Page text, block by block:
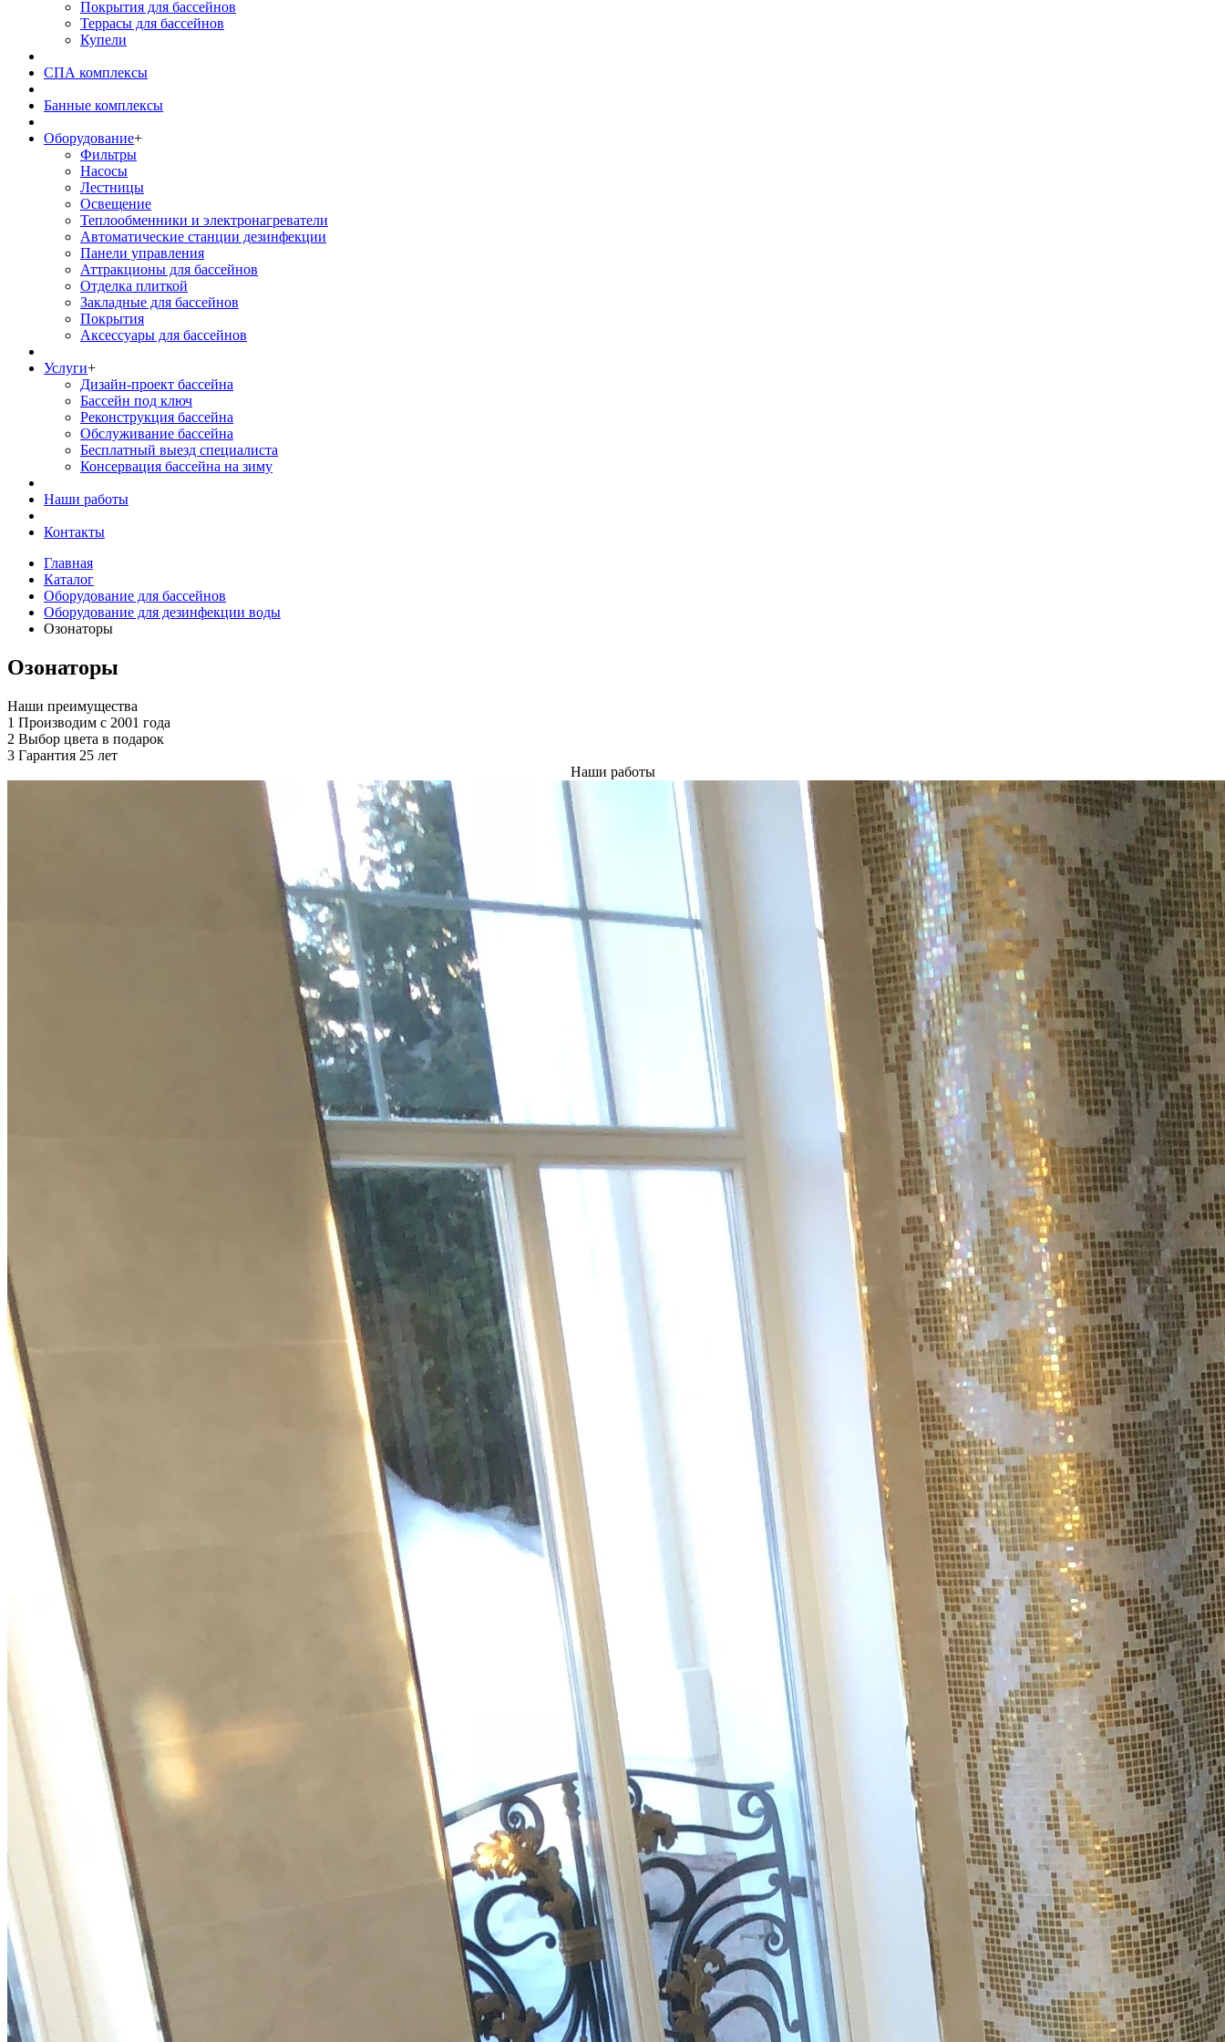
Покрытия для бассейнов
Террасы для бассейнов
Купели
СПА комплексы
Банные комплексы
Оборудование+
Фильтры
Насосы
Лестницы
Освещение
Теплообменники и электронагреватели
Автоматические станции дезинфекции
Панели управления
Аттракционы для бассейнов
Отделка плиткой
Закладные для бассейнов
Покрытия
Аксессуары для бассейнов
Услуги+
Дизайн-проект бассейна
Бассейн под ключ
Реконструкция бассейна
Обслуживание бассейна
Бесплатный выезд специалиста
Консервация бассейна на зиму
Наши работы
Контакты
Главная
Каталог
Оборудование для бассейнов
Оборудование для дезинфекции воды
Озонаторы
Озонаторы
Наши преимущества
1 Производим с 2001 года
2 Выбор цвета в подарок
3 Гарантия 25 лет
Наши работы